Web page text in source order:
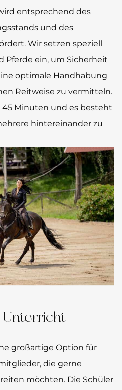
entsprechend des
und des
Wir setzen speziell
Pferde ein, um Sicherheit
optimale Handhabung
Reitweise zu vermitteln.
Minuten und es besteht
hintereinander zu
großartige Option für
die gerne
möchten. Die Schüler